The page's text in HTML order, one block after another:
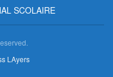
SCOLAIRE
LAyers